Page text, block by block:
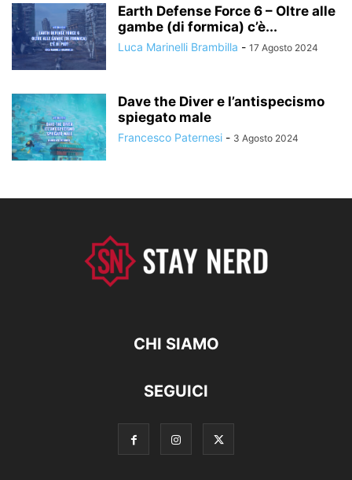
Earth Defense Force 6 – Oltre alle
gambe (di formica) c’è...
Luca Marinelli Brambilla - 17 Agosto 2024
Dave the Diver e l’antispecismo
spiegato male
Francesco Paternesi - 3 Agosto 2024
CHI SIAMO
SEGUICI